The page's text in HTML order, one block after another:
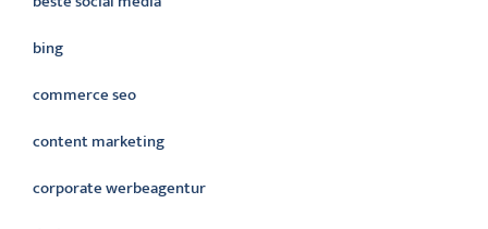
bing
commerce seo
content marketing
corporate werbeagentur